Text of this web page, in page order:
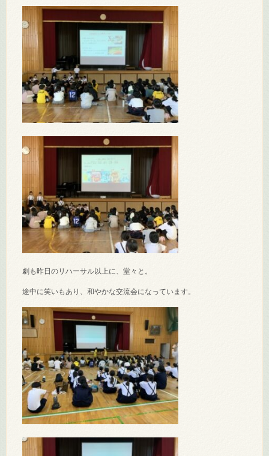
劇も昨日のリハーサル以上に、堂々と。
途中に笑いもあり、和やかな交流会になっています。